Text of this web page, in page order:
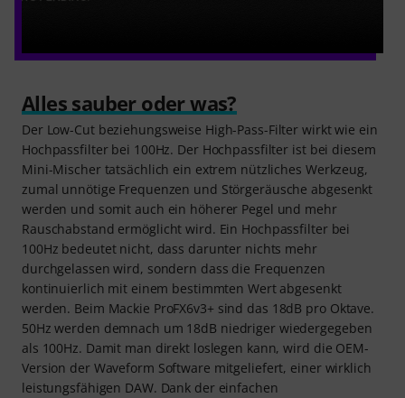
Alles sauber oder was?
Der Low-Cut beziehungsweise High-Pass-Filter wirkt wie ein
Hochpassfilter bei 100Hz. Der Hochpassfilter ist bei diesem
Mini-Mischer tatsächlich ein extrem nützliches Werkzeug,
zumal unnötige Frequenzen und Störgeräusche abgesenkt
werden und somit auch ein höherer Pegel und mehr
Rauschabstand ermöglicht wird. Ein Hochpassfilter bei
100Hz bedeutet nicht, dass darunter nichts mehr
durchgelassen wird, sondern dass die Frequenzen
kontinuierlich mit einem bestimmten Wert abgesenkt
werden. Beim Mackie ProFX6v3+ sind das 18dB pro Oktave.
50Hz werden demnach um 18dB niedriger wiedergegeben
als 100Hz. Damit man direkt loslegen kann, wird die OEM-
Version der Waveform Software mitgeliefert, einer wirklich
leistungsfähigen DAW. Dank der einfachen